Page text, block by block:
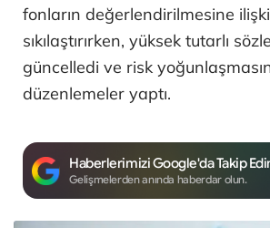
fonların değerlendirilmesine
sıkılaştırırken, yüksek tutarlı
güncelledi ve risk
düzenlemeler yaptı.
Haberlerimizi Google'da Takip
Gelişmelerden anında haberdar olun.